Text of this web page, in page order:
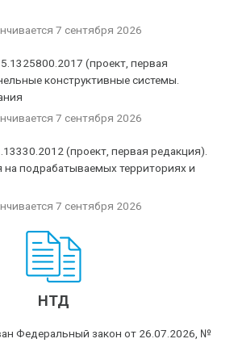
7 сентября 2026
(проект, первая
конструктивные системы.
7 сентября 2026
(проект, первая редакция).
подрабатываемых территориях и
7 сентября 2026
НТД
Федеральный закон от 26.07.2026, №